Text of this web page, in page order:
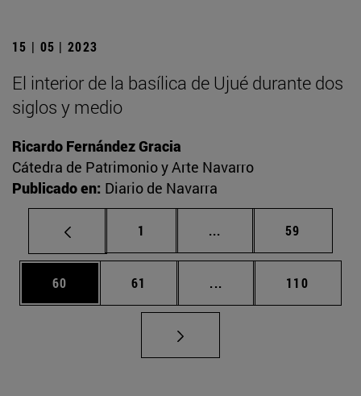
15 | 05 | 2023
El interior de la basílica de Ujué durante dos
siglos y medio
Ricardo Fernández Gracia
Cátedra de Patrimonio y Arte Navarro
Publicado en: Diario de Navarra
Página
1 ... Páginas intermedias
Página
59
Página
60 Página
61 ... Páginas intermedias
Página
110